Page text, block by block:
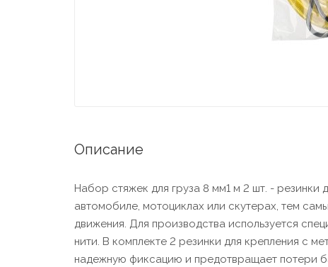
Описание
Набор стяжек для груза 8 мм1 м 2 шт. - резинки
автомобиле, мотоциклах или скутерах, тем
движения. Для производства используется
нити. В комплекте 2 резинки для крепления с
надежную фиксацию и предотвращает потери